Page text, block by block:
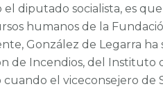
el diputado socialista, es
humanos de la
González de Legarra
de Incendios, del Instituto
cuando el viceconsejero de